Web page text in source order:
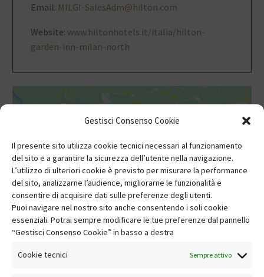
Gestisci Consenso Cookie
Il presente sito utilizza cookie tecnici necessari al funzionamento
del sito e a garantire la sicurezza dell’utente nella navigazione.
L’utilizzo di ulteriori cookie è previsto per misurare la performance
del sito, analizzarne l’audience, migliorarne le funzionalità e
consentire di acquisire dati sulle preferenze degli utenti.
Puoi navigare nel nostro sito anche consentendo i soli cookie
essenziali. Potrai sempre modificare le tue preferenze dal pannello
“Gestisci Consenso Cookie” in basso a destra
Cookie tecnici Sempre attivo
Email: MILGI-SalesAdm@hilton.com
Website: www.hiltonhotels.it/italia/hilton-
garden-inn-milan-north
Fai clic per accettare i cookie marketing e
abilitare questo contenuto